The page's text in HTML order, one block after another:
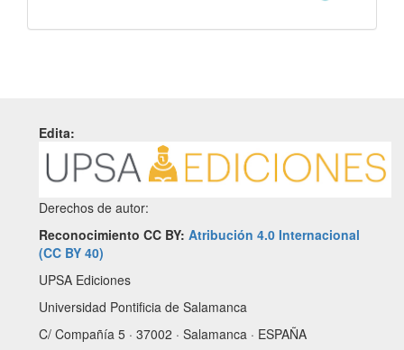
Edita:
Derechos de autor:
Reconocimiento CC BY: Atribución 4.0 Internacional
(CC BY 40)
UPSA Ediciones
Universidad Pontificia de Salamanca
C/ Compañía 5 · 37002 · Salamanca · ESPAÑA